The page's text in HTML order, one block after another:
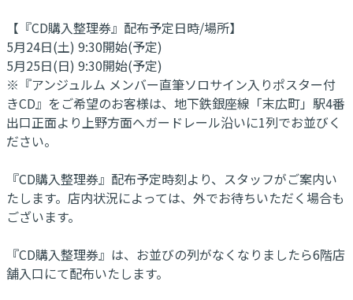
【『CD購入整理券』配布予定日時/場所】
5月24日(土) 9:30開始(予定)
5月25日(日) 9:30開始(予定)
※『アンジュルム メンバー直筆ソロサイン入りポスター付
きCD』をご希望のお客様は、地下鉄銀座線「末広町」駅4番
出口正面より上野方面へガードレール沿いに1列でお並びく
ださい。
『CD購入整理券』配布予定時刻より、スタッフがご案内い
たします。店内状況によっては、外でお待ちいただく場合も
ございます。
『CD購入整理券』は、お並びの列がなくなりましたら6階店
舗入口にて配布いたします。